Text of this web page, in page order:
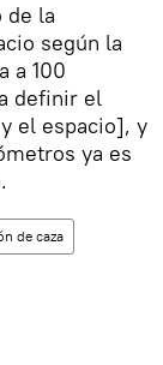
de la
según la
a 100
definir el
el espacio], y
ya es
de caza